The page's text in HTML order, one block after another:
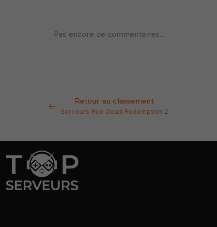
Retour au classement
Serveurs Red Dead Redemption 2